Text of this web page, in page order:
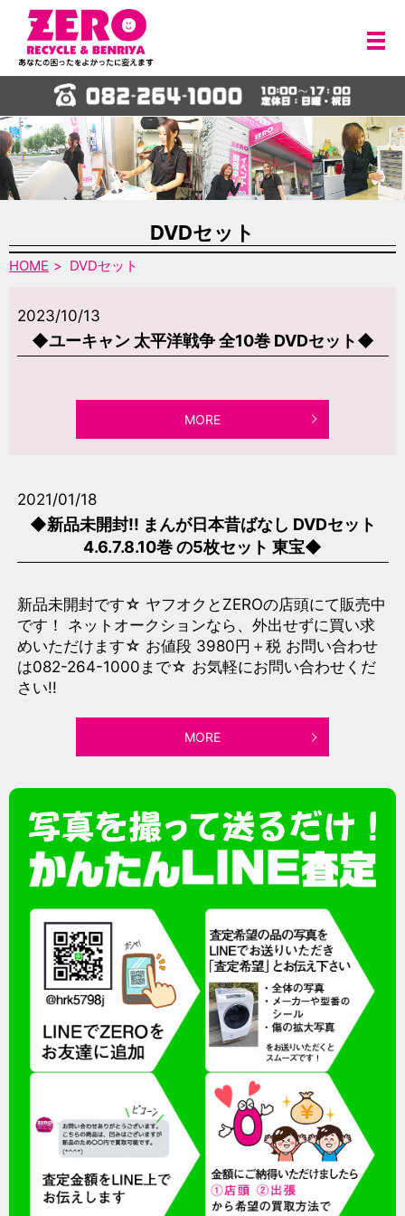
メ
DVDセット
HOME DVDセット
2023/10/13
◆ユーキャン 太平洋戦争 全10巻 DVDセット◆
MORE
2021/01/18
◆新品未開封!! まんが日本昔ばなし DVDセット
4.6.7.8.10巻 の5枚セット 東宝◆
新品未開封です☆ ヤフオクとZEROの店頭にて販売中
です！ ネットオークションなら、外出せずに買い求
めいただけます☆ お値段 3980円＋税 お問い合わせ
は082-264-1000まで☆ お気軽にお問い合わせくだ
さい!!
MORE